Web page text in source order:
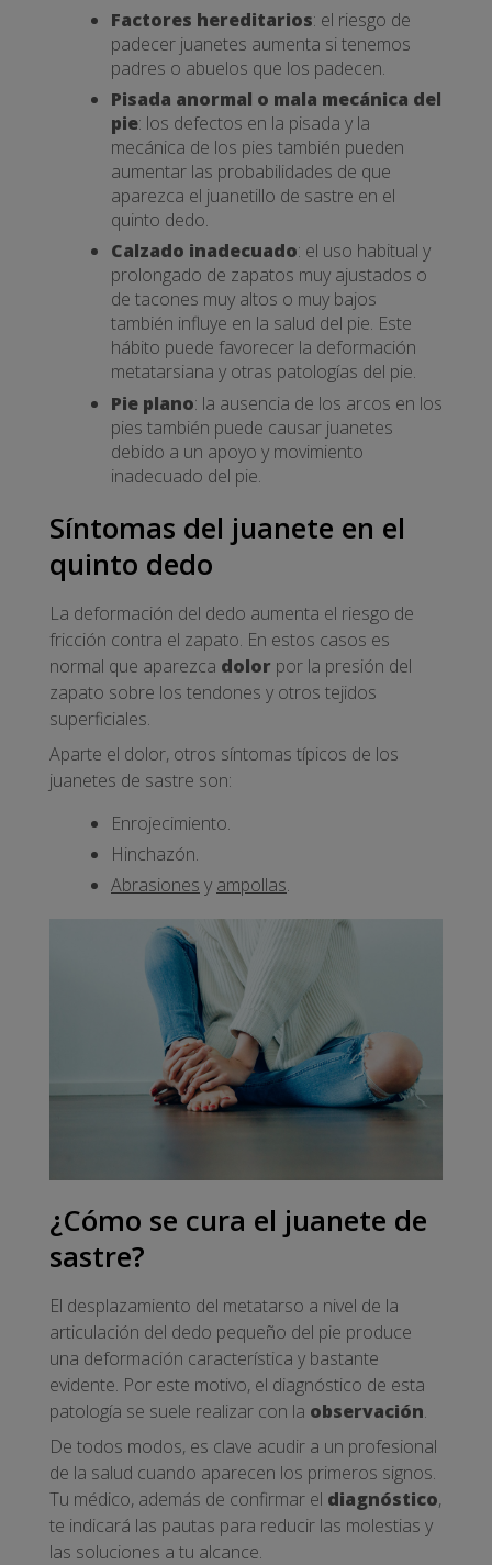
Factores hereditarios: el riesgo de
padecer juanetes aumenta si tenemos
padres o abuelos que los padecen.
Pisada anormal o mala mecánica del
pie: los defectos en la pisada y la
mecánica de los pies también pueden
aumentar las probabilidades de que
aparezca el juanetillo de sastre en el
quinto dedo.
Calzado inadecuado: el uso habitual y
prolongado de zapatos muy ajustados o
de tacones muy altos o muy bajos
también influye en la salud del pie. Este
hábito puede favorecer la deformación
metatarsiana y otras patologías del pie.
Pie plano: la ausencia de los arcos en los
pies también puede causar juanetes
debido a un apoyo y movimiento
inadecuado del pie.
Síntomas del juanete en el
quinto dedo
La deformación del dedo aumenta el riesgo de
fricción contra el zapato. En estos casos es
normal que aparezca dolor por la presión del
zapato sobre los tendones y otros tejidos
superficiales.
Aparte el dolor, otros síntomas típicos de los
juanetes de sastre son:
Enrojecimiento.
Hinchazón.
Abrasiones y ampollas.
¿Cómo se cura el juanete de
sastre?
El desplazamiento del metatarso a nivel de la
articulación del dedo pequeño del pie produce
una deformación característica y bastante
evidente. Por este motivo, el diagnóstico de esta
patología se suele realizar con la observación.
De todos modos, es clave acudir a un profesional
de la salud cuando aparecen los primeros signos.
Tu médico, además de confirmar el diagnóstico,
te indicará las pautas para reducir las molestias y
las soluciones a tu alcance.